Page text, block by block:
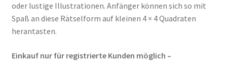
Über Rätselkind
Versandarten
oder lustige Illustrationen. Anfänger können sich so mit
Spaß an diese Rätselform auf kleinen 4 × 4 Quadraten
herantasten.
Einkauf nur für registrierte Kunden möglich –